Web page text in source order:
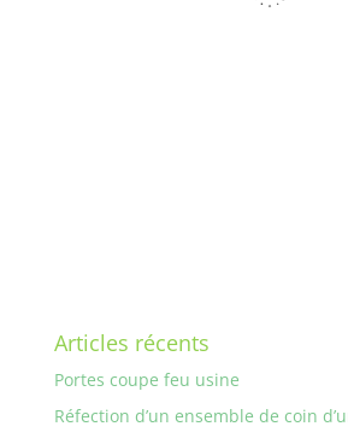
Articles récents
Portes coupe feu usine
Réfection d’un ensemble de coin